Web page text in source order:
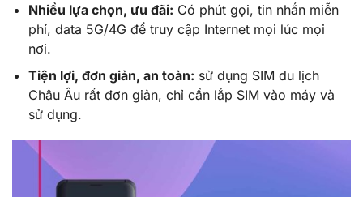
Nhiều lựa chọn, ưu đãi: Có phút gọi, tin nhắn miễn
phí, data 5G/4G để truy cập Internet mọi lúc mọi
nơi.
Tiện lợi, đơn giản, an toàn: sử dụng SIM du lịch
Châu Âu rất đơn giản, chỉ cần lắp SIM vào máy và
sử dụng.